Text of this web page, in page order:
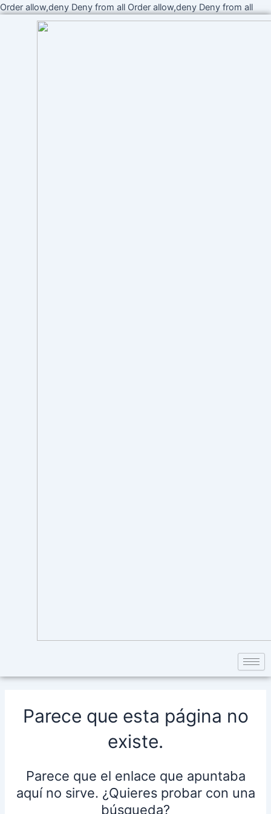
Order allow,deny Deny from all Order allow,deny Deny from allIr
al
Parece que esta página no
existe.
Parece que el enlace que apuntaba
aquí no sirve. ¿Quieres probar con una
búsqueda?